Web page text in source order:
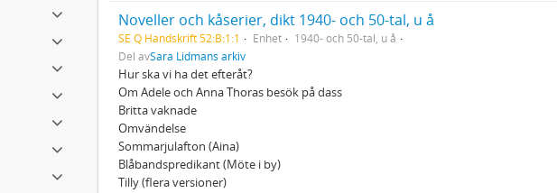
Noveller och kåserier, dikt 1940- och 50-tal, u å
SE Q Handskrift 52:B:1:1 Enhet
1940- och 50-tal, u å
Del avSara Lidmans arkiv
Hur ska vi ha det efteråt?
Om Adele och Anna Thoras besök på dass
Britta vaknade
Omvändelse
Sommarjulafton (Aina)
Blåbandspredikant (Möte i by)
Tilly (flera versioner)